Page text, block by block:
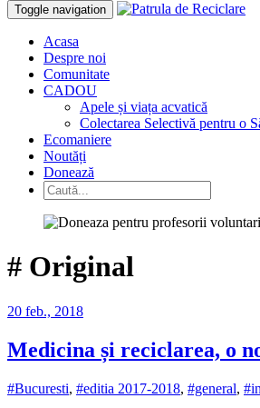
Toggle navigation
Acasa
Despre noi
Comunitate
CADOU
Apele și viața acvatică
Colectarea Selectivă pentru o
Ecomaniere
Noutăți
Donează
# Original
20 feb., 2018
Medicina și reciclarea, o
#Bucuresti, #editia 2017-2018, #general,